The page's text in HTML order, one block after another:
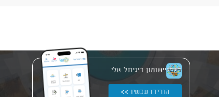
יישומון דיגיתל שלי
הורידו עכשיו >>